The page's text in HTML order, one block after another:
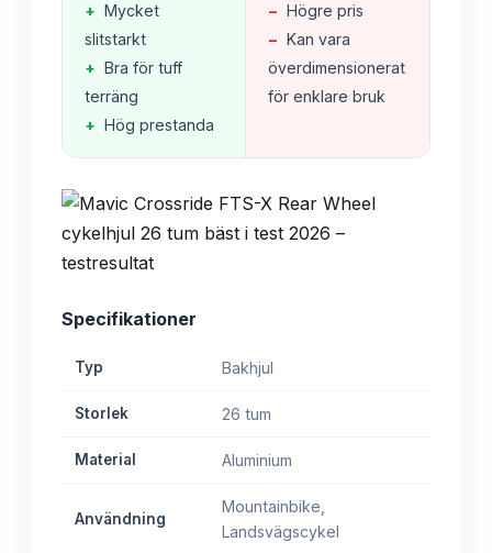
+ Mycket
slitstarkt
+ Bra för tuff
terräng
+ Hög prestanda
− Högre pris
− Kan vara
överdimensionerat
för enklare bruk
Specifikationer
Typ Bakhjul
Storlek 26 tum
Material Aluminium
Användning
Mountainbike,
Landsvägscykel